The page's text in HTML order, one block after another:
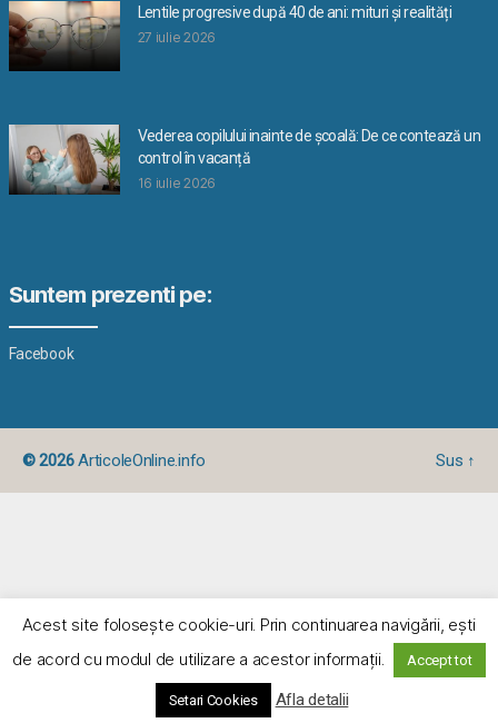
Lentile progresive după 40 de ani: mituri și realități
27 iulie 2026
Vederea copilului inainte de școală: De ce contează un
control în vacanță
16 iulie 2026
Suntem prezenti pe:
Facebook
© 2026ArticoleOnline.info Sus ↑
Acest site foloseşte cookie-uri. Prin continuarea navigării, eşti
de acord cu modul de utilizare a acestor informaţii.
Accept tot
Setari Cookies Afla detalii